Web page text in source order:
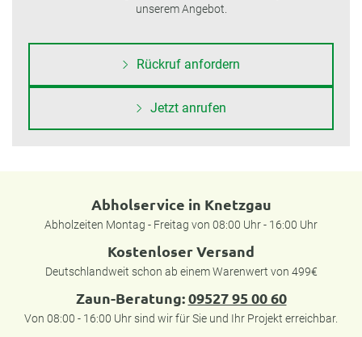
unserem Angebot.
Rückruf anfordern
Jetzt anrufen
Abholservice in Knetzgau
Abholzeiten Montag - Freitag von 08:00 Uhr - 16:00 Uhr
Kostenloser Versand
Deutschlandweit schon ab einem Warenwert von 499€
Zaun-Beratung:09527 95 00 60
Von 08:00 - 16:00 Uhr sind wir für Sie und Ihr Projekt erreichbar.